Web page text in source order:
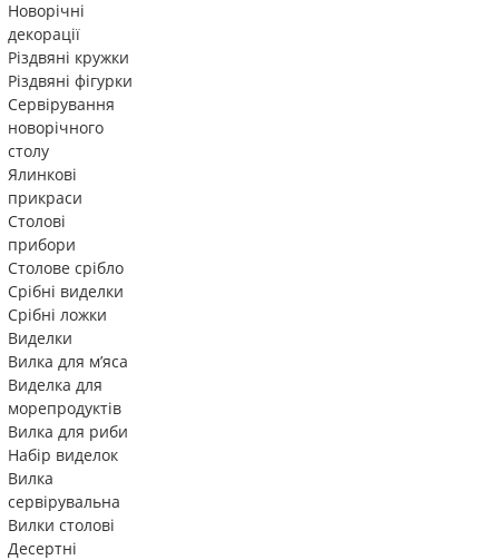
Новорічні
декорації
Різдвяні кружки
Різдвяні фігурки
Сервірування
новорічного
столу
Ялинкові
прикраси
Столові
прибори
Столове срібло
Срібні виделки
Срібні ложки
Виделки
Вилка для м’яса
Виделка для
морепродуктів
Вилка для риби
Набір виделок
Вилка
сервірувальна
Вилки столові
Десертні